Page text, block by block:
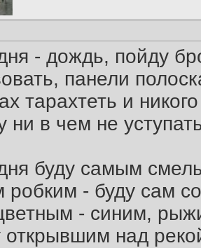
- дождь, пойду
панели
тарахтеть и
ни в чем не
буду самым
- буду сам
- синим,
открывшим над